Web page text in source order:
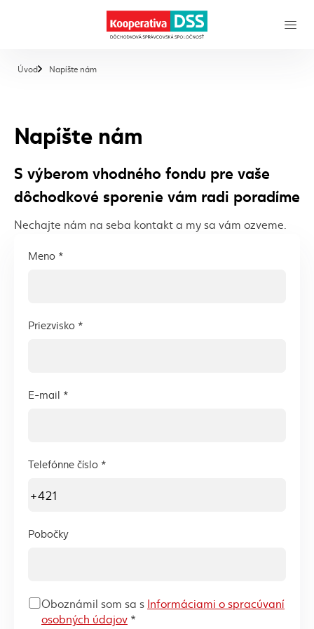
Úvod Napíšte nám, aktuálna stránka
Napíšte nám
S výberom vhodného fondu pre vaše
dôchodkové sporenie vám radi poradíme
Nechajte nám na seba kontakt a my sa vám ozveme.
Meno *
Priezvisko *
E-mail *
Telefónne číslo *
Pobočky
Oboznámil som sa s Informáciami o spracúvaní
osobných údajov(externý odkaz)
*